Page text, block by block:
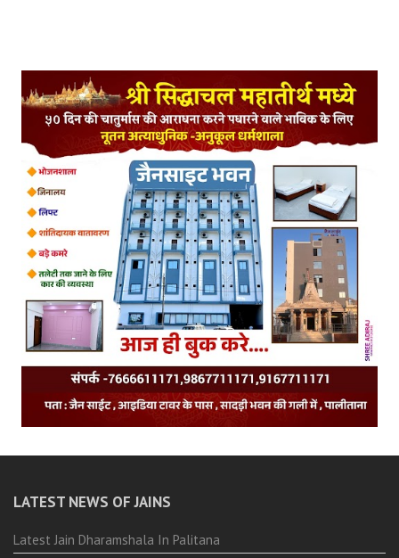
LATEST NEWS OF JAINS
Latest Jain Dharamshala In Palitana